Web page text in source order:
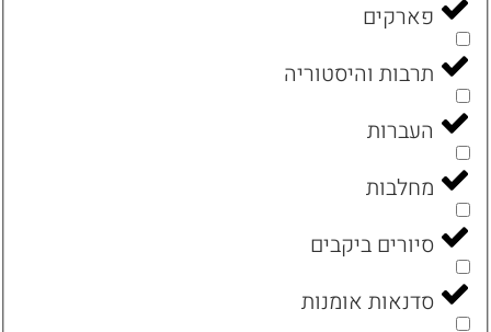
פארקים
תרבות והיסטוריה
העברות
מחלבות
סיורים ביקבים
סדנאות אומנות